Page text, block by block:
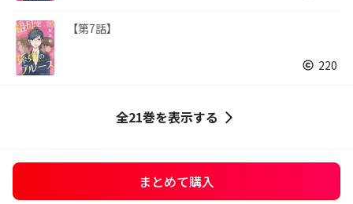
【第7話】
220
全21巻を表示する
まとめて購入